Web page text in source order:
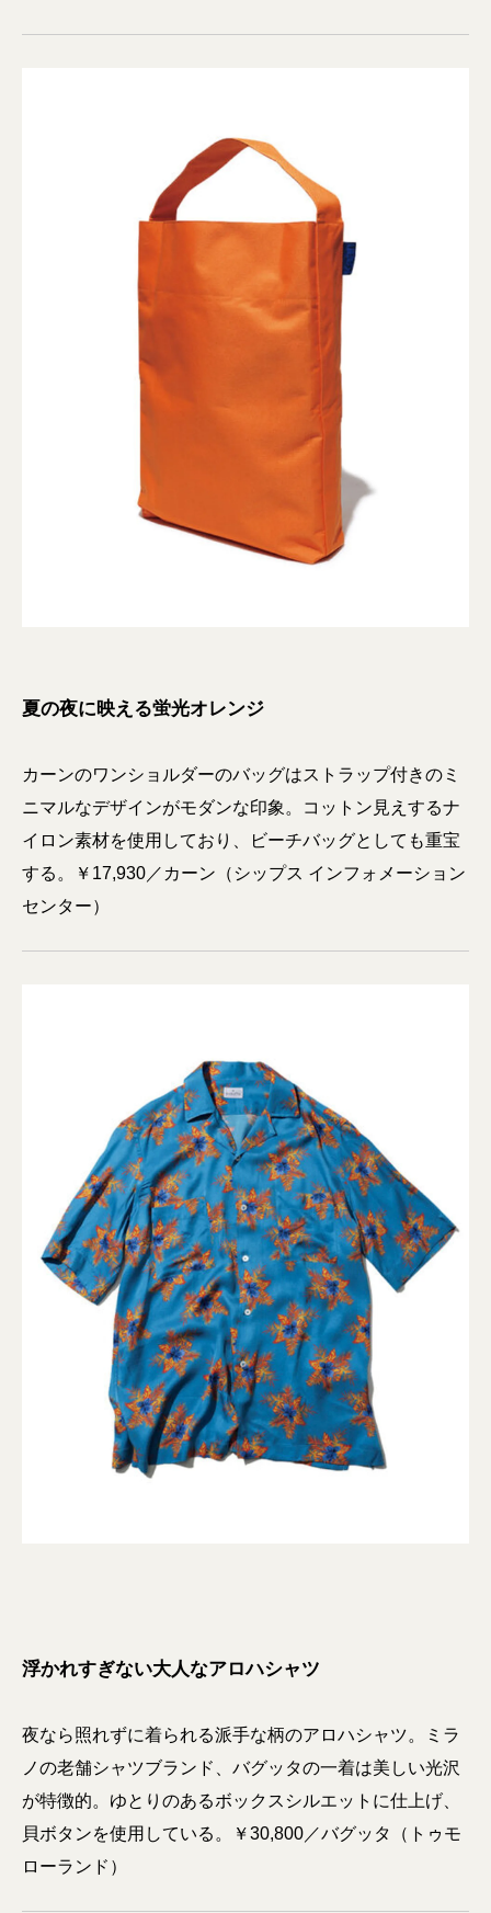
夏の夜に映える蛍光オレンジ
カーンのワンショルダーのバッグはストラップ付きのミ
ニマルなデザインがモダンな印象。コットン見えするナ
イロン素材を使用しており、ビーチバッグとしても重宝
する。￥17,930／カーン（シップス インフォメーション
センター）
浮かれすぎない大人なアロハシャツ
夜なら照れずに着られる派手な柄のアロハシャツ。ミラ
ノの老舗シャツブランド、バグッタの一着は美しい光沢
が特徴的。ゆとりのあるボックスシルエットに仕上げ、
貝ボタンを使用している。￥30,800／バグッタ（トゥモ
ローランド）